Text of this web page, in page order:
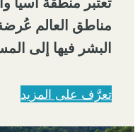
مناطق العالم
البشر فيها إلى
تعرَّف على المزيد